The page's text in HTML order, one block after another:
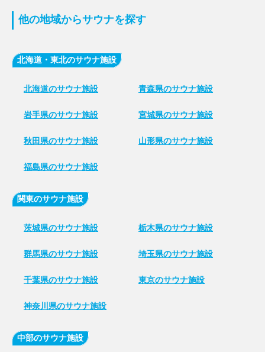
他の地域からサウナを探す
北海道・東北のサウナ施設
北海道のサウナ施設 青森県のサウナ施設
岩手県のサウナ施設 宮城県のサウナ施設
秋田県のサウナ施設 山形県のサウナ施設
福島県のサウナ施設
関東のサウナ施設
茨城県のサウナ施設 栃木県のサウナ施設
群馬県のサウナ施設 埼玉県のサウナ施設
千葉県のサウナ施設 東京のサウナ施設
神奈川県のサウナ施設
中部のサウナ施設